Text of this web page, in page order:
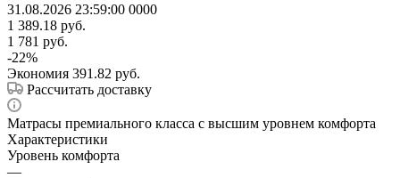
31.08.2026 23:59:00 0000
1 389.18 руб.
1 781 руб.
-22%
Экономия 391.82 руб.
Рассчитать доставку
Матрасы премиального класса с высшим уровнем комфорта
Характеристики
Уровень комфорта
—